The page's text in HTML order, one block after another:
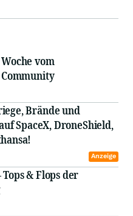
vom
Community
Brände und
SpaceX, DroneShield,
Anzeige
& Flops der